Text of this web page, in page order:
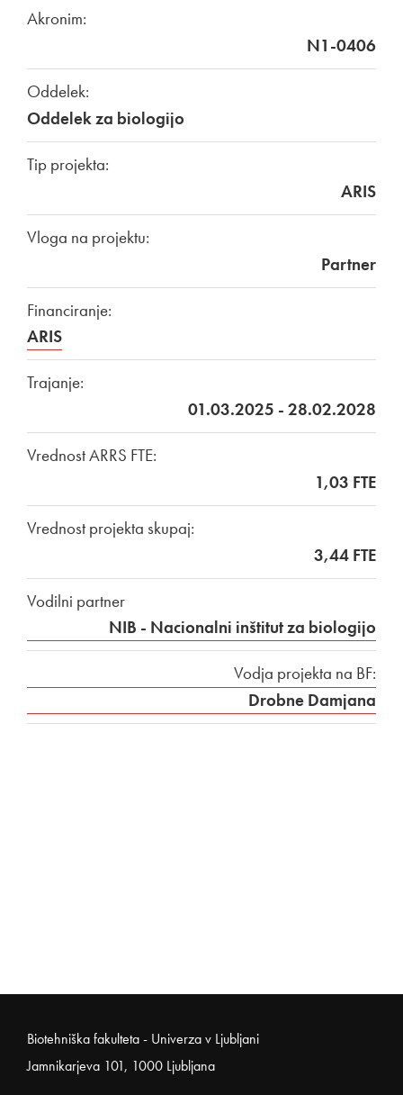
Akronim:
N1-0406
Oddelek:
Oddelek za biologijo
Tip projekta:
ARIS
Vloga na projektu:
Partner
Financiranje:
ARIS
Trajanje:
01.03.2025 - 28.02.2028
Vrednost ARRS FTE:
1,03 FTE
Vrednost projekta skupaj:
3,44 FTE
Vodilni partner
NIB - Nacionalni inštitut za biologijo
Vodja projekta na BF:
Drobne Damjana
Noga strani
Biotehniška fakulteta - Univerza v Ljubljani
Jamnikarjeva 101, 1000 Ljubljana